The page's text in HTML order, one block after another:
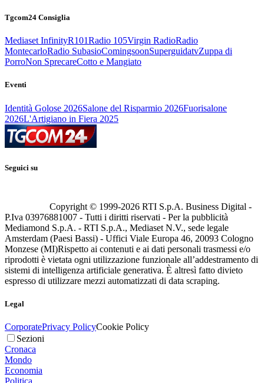
Tgcom24 Consiglia
Mediaset InfinityR101Radio 105Virgin RadioRadio
MontecarloRadio SubasioComingsoonSuperguidatvZuppa di
PorroNon SprecareCotto e Mangiato
Eventi
Identità Golose 2026Salone del Risparmio 2026Fuorisalone
2026L'Artigiano in Fiera 2025
Seguici su
Copyright © 1999-2026 RTI S.p.A. Business Digital -
P.Iva 03976881007 - Tutti i diritti riservati - Per la pubblicità
Mediamond S.p.A. - RTI S.p.A., Mediaset N.V., sede legale
Amsterdam (Paesi Bassi) - Uffici Viale Europa 46, 20093 Cologno
Monzese (MI)Rispetto ai contenuti e ai dati personali trasmessi e/o
riprodotti è vietata ogni utilizzazione funzionale all’addestramento di
sistemi di intelligenza artificiale generativa. È altresì fatto divieto
espresso di utilizzare mezzi automatizzati di data scraping.
Legal
CorporatePrivacy PolicyCookie Policy
Sezioni
Cronaca
Mondo
Economia